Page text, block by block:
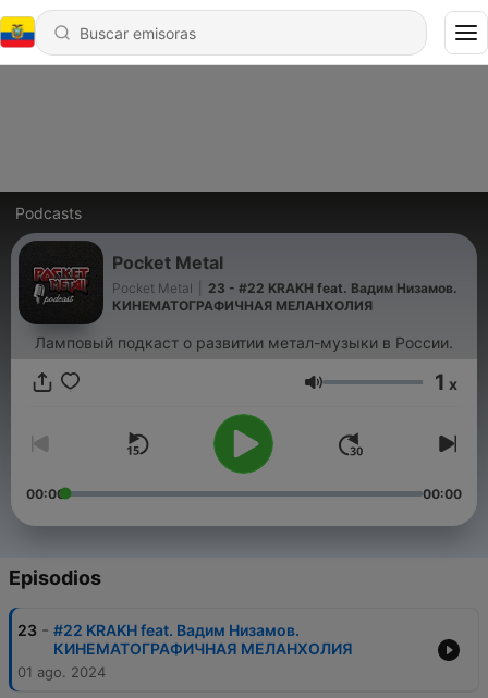
Podcasts
Pocket Metal
Pocket Metal
23 - #22 KRAKH feat. Вадим Низамов.
КИНЕМАТОГРАФИЧНАЯ МЕЛАНХОЛИЯ
Ламповый подкаст о развитии метал-музыки в России.
Volumen 1 x
00:00 00:00
Episodios
23 - #22 KRAKH feat. Вадим Низамов.
КИНЕМАТОГРАФИЧНАЯ МЕЛАНХОЛИЯ
01 ago. 2024